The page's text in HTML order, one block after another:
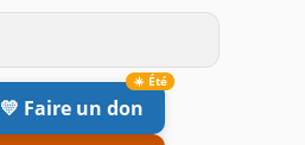
💛 Faire un don